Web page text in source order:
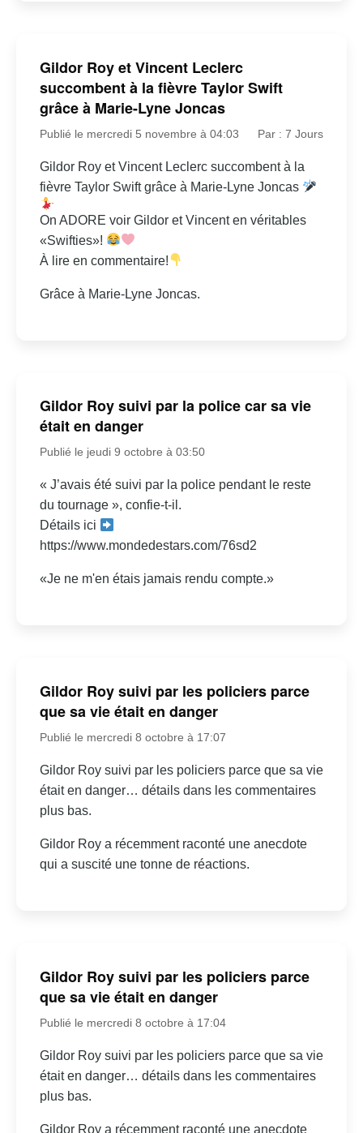
Gildor Roy et Vincent Leclerc
succombent à la fièvre Taylor Swift
grâce à Marie-Lyne Joncas
Publié le mercredi 5 novembre à 04:03 Par : 7 Jours
Gildor Roy et Vincent Leclerc succombent à la
fièvre Taylor Swift grâce à Marie-Lyne Joncas
On ADORE voir Gildor et Vincent en véritables
«Swifties»!
À lire en commentaire!
Grâce à Marie-Lyne Joncas.
Gildor Roy suivi par la police car sa vie
était en danger
Publié le jeudi 9 octobre à 03:50
« J’avais été suivi par la police pendant le reste
du tournage », confie-t-il.
Détails ici
https://www.mondedestars.com/76sd2
«Je ne m'en étais jamais rendu compte.»
Gildor Roy suivi par les policiers parce
que sa vie était en danger
Publié le mercredi 8 octobre à 17:07
Gildor Roy suivi par les policiers parce que sa vie
était en danger… détails dans les commentaires
plus bas.
Gildor Roy a récemment raconté une anecdote
qui a suscité une tonne de réactions.
Gildor Roy suivi par les policiers parce
que sa vie était en danger
Publié le mercredi 8 octobre à 17:04
Gildor Roy suivi par les policiers parce que sa vie
était en danger… détails dans les commentaires
plus bas.
Gildor Roy a récemment raconté une anecdote